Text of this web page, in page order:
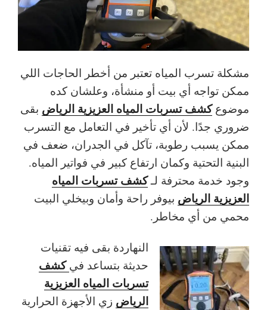
مشكلة تسرب المياه تعتبر من أخطر الحاجات اللي
ممكن تواجه أي بيت أو منشأة، وعلشان كده
موضوعكشف تسربات المياه العزيزية الرياض بقى
ضروري جدًا. لأن أي تأخير في التعامل مع التسرب
ممكن يسبب رطوبة، تآكل في الجدران، ضعف في
البنية التحتية وكمان ارتفاع كبير في فواتير المياه.
وجود خدمة محترفة لـكشف تسربات المياه
العزيزية الرياض بيوفر راحة وأمان وبيخلي البيت
محمي من أي مخاطر.
النهاردة بقى فيه تقنيات
حديثة بتساعد في كشف
تسربات المياه العزيزية
الرياض زي الأجهزة الحرارية